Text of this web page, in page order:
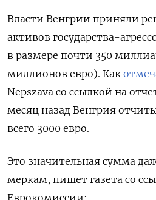
Власти Венгрии приняли
активов государства-
в размере почти 350
миллионов евро). Как
Nepszava со ссылкой на
месяц назад Венгрия
всего 3000 евро.
Это значительная сумма
меркам, пишет газета со
Еврокомиссии: